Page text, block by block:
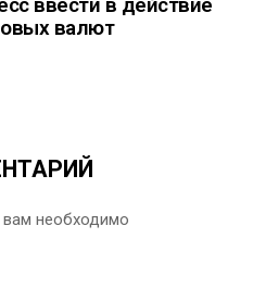
валют
необходимо